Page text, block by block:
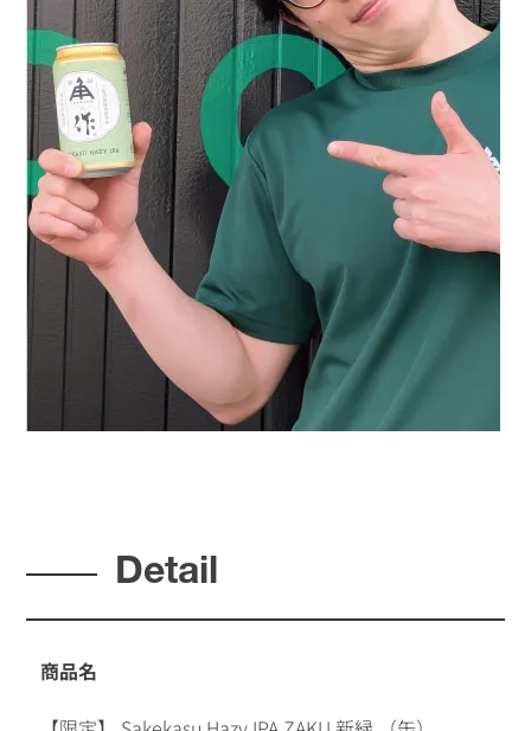
Detail
商品名